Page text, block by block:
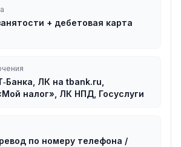
+ дебетовая карта
ЛК на tbank.ru,
налог», ЛК НПД, Госуслуги
по номеру телефона /